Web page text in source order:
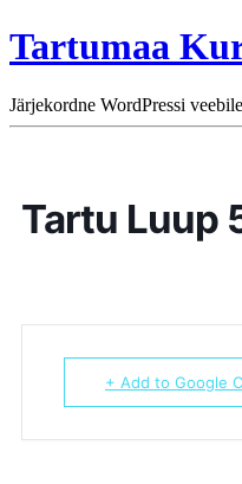
Tartumaa
Järjekordne WordPressi
Tartu Luup
+ Add to Google